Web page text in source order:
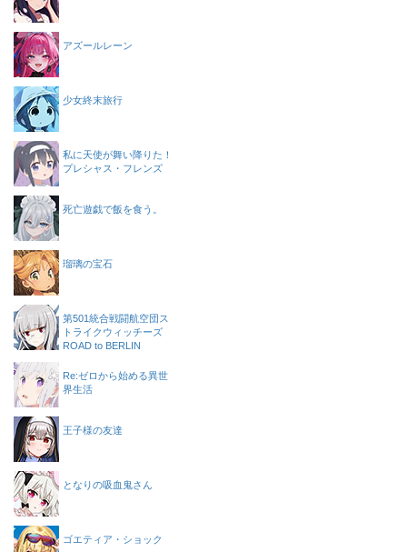
アズールレーン
少女終末旅行
私に天使が舞い降りた！
プレシャス・フレンズ
死亡遊戯で飯を食う。
瑠璃の宝石
第501統合戦闘航空団ス
トライクウィッチーズ
ROAD to BERLIN
Re:ゼロから始める異世
界生活
王子様の友達
となりの吸血鬼さん
ゴエティア・ショック